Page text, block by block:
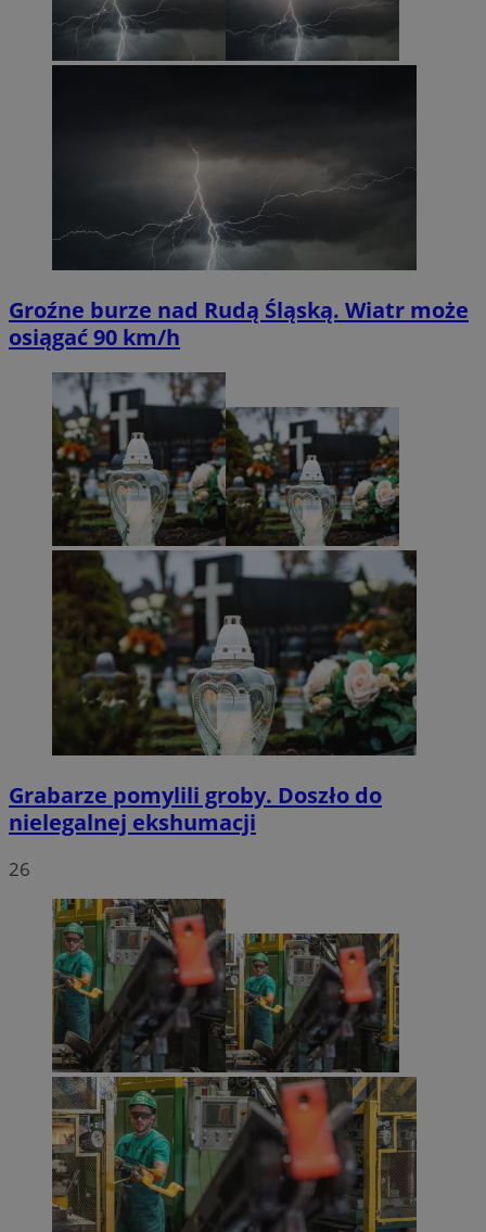
Groźne burze nad Rudą Śląską. Wiatr może
osiągać 90 km/h
Grabarze pomylili groby. Doszło do
nielegalnej ekshumacji
26